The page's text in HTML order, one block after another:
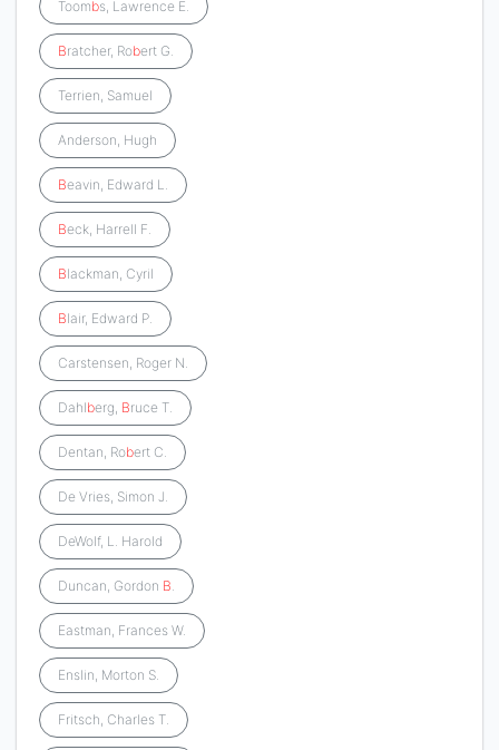
Toombs, Lawrence E.
Bratcher, Robert G.
Terrien, Samuel
Anderson, Hugh
Beavin, Edward L.
Beck, Harrell F.
Blackman, Cyril
Blair, Edward P.
Carstensen, Roger N.
Dahlberg, Bruce T.
Dentan, Robert C.
De Vries, Simon J.
DeWolf, L. Harold
Duncan, Gordon B.
Eastman, Frances W.
Enslin, Morton S.
Fritsch, Charles T.